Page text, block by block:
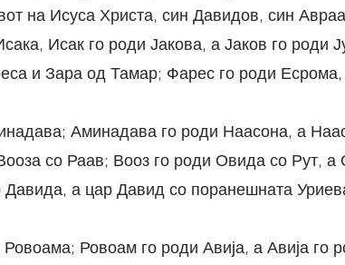
на Исуса Христа, син Давидов, син
Исак го роди Јакова, а Јаков го роди
Аминадава го роди Наасона, а
со Раав; Вооз го роди Овида со Рут, а
Ровоам го роди Авија, а Авија го